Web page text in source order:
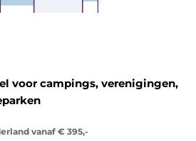
voor campings, verenigingen,
vanaf € 395,-